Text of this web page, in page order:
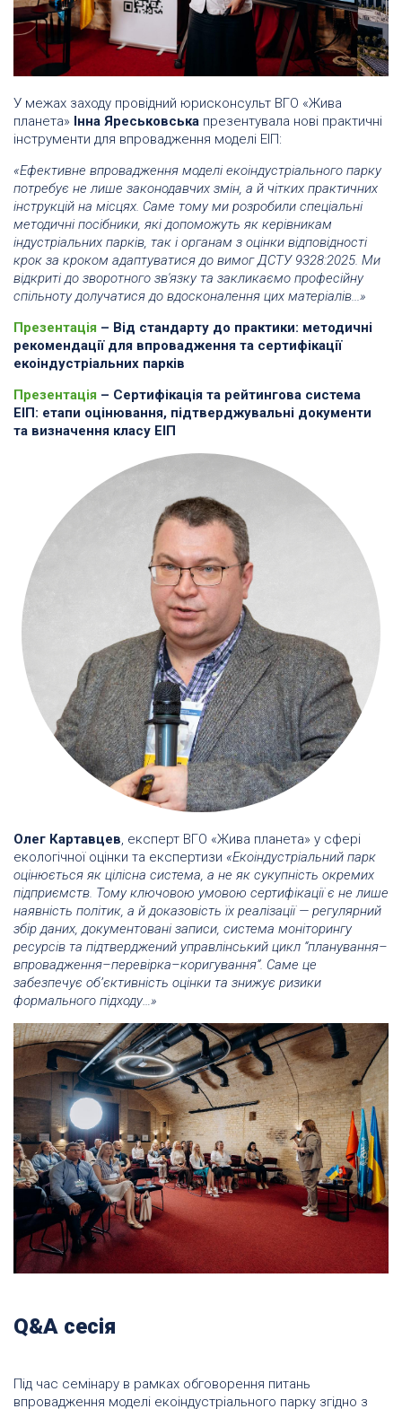
У межах заходу провідний юрисконсульт ВГО «Жива
планета» Інна Яреськовська презентувала нові практичні
інструменти для впровадження моделі ЕІП:
«Ефективне впровадження моделі екоіндустріального парку
потребує не лише законодавчих змін, а й чітких практичних
інструкцій на місцях. Саме тому ми розробили спеціальні
методичні посібники, які допоможуть як керівникам
індустріальних парків, так і органам з оцінки відповідності
крок за кроком адаптуватися до вимог ДСТУ 9328:2025. Ми
відкриті до зворотного зв'язку та закликаємо професійну
спільноту долучатися до вдосконалення цих матеріалів...»
Презентація – Від стандарту до практики: методичні
рекомендації для впровадження та сертифікації
екоіндустріальних парків
Презентація – Сертифікація та рейтингова система
ЕІП: етапи оцінювання, підтверджувальні документи
та визначення класу ЕІП
Олег Картавцев, експерт ВГО «Жива планета» у сфері
екологічної оцінки та експертизи «Екоіндустріальний парк
оцінюється як цілісна система, а не як сукупність окремих
підприємств. Тому ключовою умовою сертифікації є не лише
наявність політик, а й доказовість їх реалізації — регулярний
збір даних, документовані записи, система моніторингу
ресурсів та підтверджений управлінський цикл “планування–
впровадження–перевірка–коригування”. Саме це
забезпечує об’єктивність оцінки та знижує ризики
формального підходу…»
Q&A сесія
Під час семінару в рамках обговорення питань
впровадження моделі екоіндустріального парку згідно з